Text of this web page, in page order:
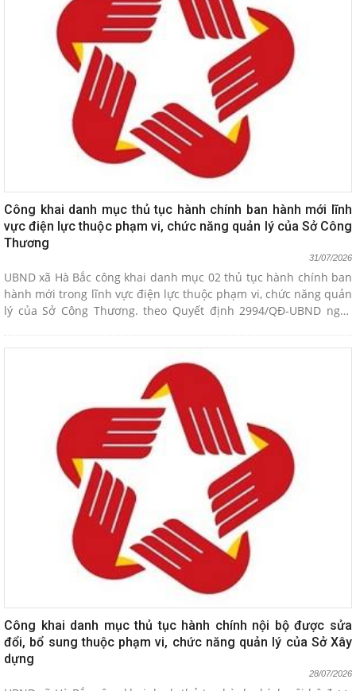
Công khai danh mục thủ tục hành chính ban hành mới lĩnh
vực điện lực thuộc phạm vi, chức năng quản lý của Sở Công
Thương
31/07/2026
UBND xã Hà Bắc công khai danh mục 02 thủ tục hành chính ban
hành mới trong lĩnh vực điện lực thuộc phạm vi, chức năng quản
lý của Sở Công Thương. theo Quyết định 2994/QĐ-UBND ngày
Công khai danh mục thủ tục hành chính nội bộ được sửa
đổi, bổ sung thuộc phạm vi, chức năng quản lý của Sở Xây
dựng
28/07/2026